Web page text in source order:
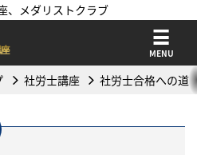
、メダリストクラブ
MENU
社労士講座 社労士合格への道